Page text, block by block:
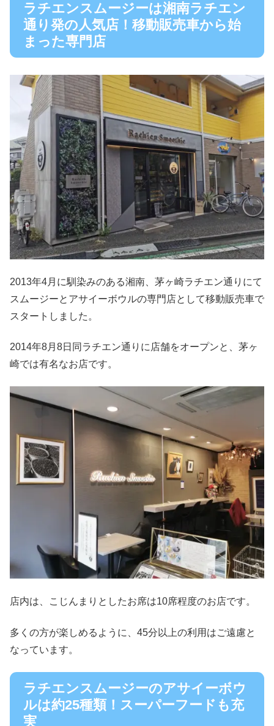
ラチエンスムージーは湘南ラチエン
通り発の人気店！移動販売車から始
まった専門店
2013年4月に馴染みのある湘南、茅ヶ崎ラチエン通りにて
スムージーとアサイーボウルの専門店として移動販売車で
スタートしました。
2014年8月8日同ラチエン通りに店舗をオープンと、茅ヶ
崎では有名なお店です。
店内は、こじんまりとしたお席は10席程度のお店です。
多くの方が楽しめるように、45分以上の利用はご遠慮と
なっています。
ラチエンスムージーのアサイーボウ
ルは約25種類！スーパーフードも充
実